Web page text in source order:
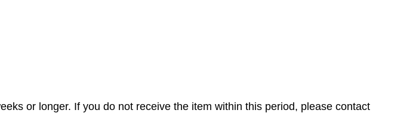
or longer. If you do not receive the item within this period, please contact